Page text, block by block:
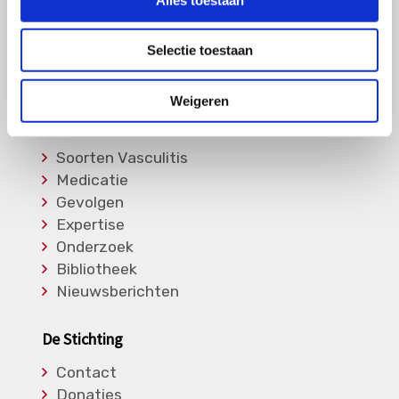
Selectie toestaan
Weigeren
RCA
Overige Vasculitiden
Informatie
Soorten Vasculitis
Medicatie
Gevolgen
Expertise
Onderzoek
Bibliotheek
Nieuwsberichten
De Stichting
Contact
Donaties